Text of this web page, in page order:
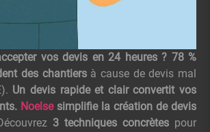
vos devis en 24 heures ? 78 %
des chantiersà cause de devis mal
Un devis rapide et clair convertit vos
Noelsesimplifie la création de devis
3 techniques concrètes pour